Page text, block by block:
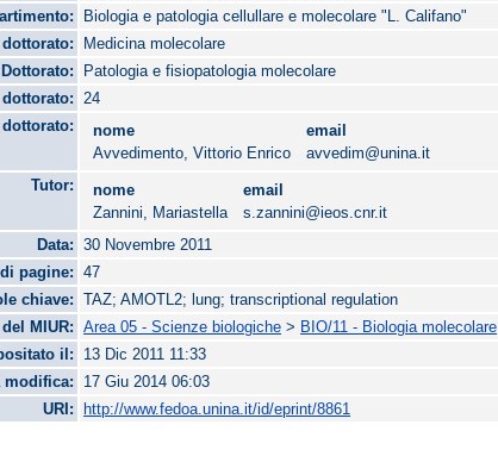
Biologia e patologia cellullare e molecolare "L. Califano"
Medicina molecolare
Dottorato:
Patologia e fisiopatologia molecolare
24
nome
email
Avvedimento, Vittorio Enrico
avvedim@unina.it
Tutor:
nome
email
Zannini, Mariastella
s.zannini@ieos.cnr.it
Data:
30 Novembre 2011
pagine:
47
chiave:
TAZ; AMOTL2; lung; transcriptional regulation
MIUR:
Area 05 - Scienze biologiche > BIO/11 - Biologia molecolare
il:
13 Dic 2011 11:33
modifica:
17 Giu 2014 06:03
URI:
http://www.fedoa.unina.it/id/eprint/8861